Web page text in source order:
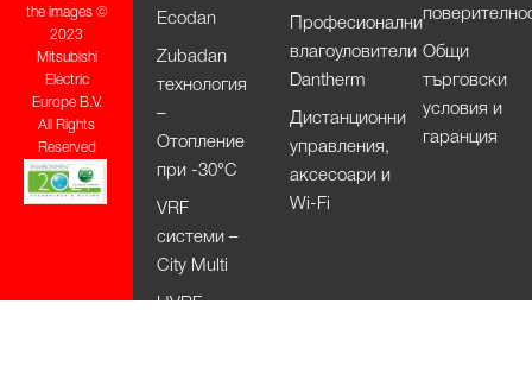
the images ©
2023
Mitsubishi
Electric
Europe B.V.
All Rights
Reserved
Ecodan
Zubadan
технология
–
Отопление
при -30°С
VRF
системи –
City Multi
HVRF
Професионални
влагоуловители
Dantherm
Дистанционни
управления,
аксесоари и
Wi-Fi
Общи
търговски
условия и
гаранция